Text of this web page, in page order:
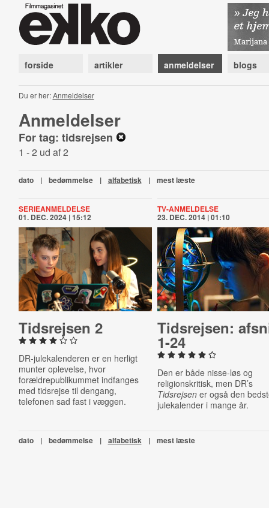
forside artikler anmeldelser blogs
Du er her:Anmeldelser
Anmeldelser
For tag: tidsrejsen
1 - 2 ud af 2
dato | bedømmelse | alfabetisk | mest læste
SERIEANMELDELSE
01. DEC. 2024 | 15:12
Tids­rej­sen 2
DR-julekalenderen er en herligt
munter oplevelse, hvor
forældrepublikummet indfanges
med tidsrejse til dengang,
telefonen sad fast i væggen.
TV-ANMELDELSE
23. DEC. 2014 | 01:10
Tids­rej­sen:
1-24
Den er både nisse-løs og
religionskritisk, men DR’s
Tidsrejsen er også den
julekalender i mange år.
dato | bedømmelse | alfabetisk | mest læste